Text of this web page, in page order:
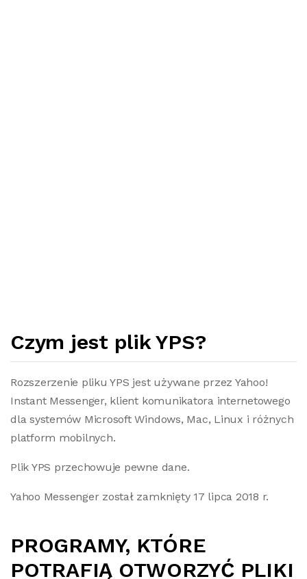
Czym jest plik YPS?
Rozszerzenie pliku YPS jest używane przez Yahoo!
Instant Messenger, klient komunikatora internetowego
dla systemów Microsoft Windows, Mac, Linux i różnych
platform mobilnych.
Plik YPS przechowuje pewne dane.
Yahoo Messenger został zamknięty 17 lipca 2018 r.
PROGRAMY, KTÓRE
POTRAFIĄ OTWORZYĆ PLIKI